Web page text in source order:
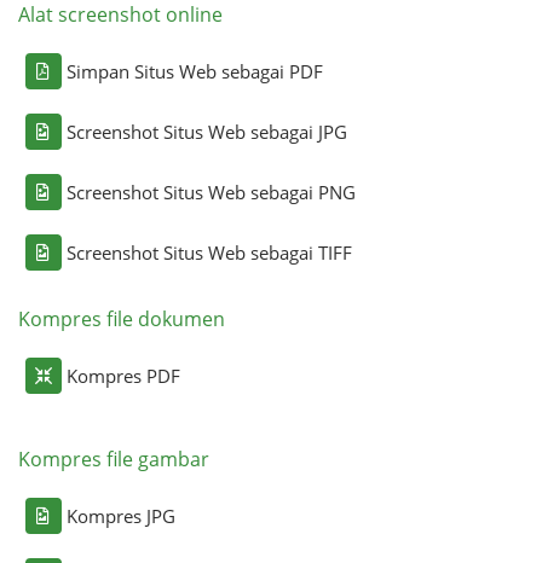
Alat screenshot online
Simpan Situs Web sebagai PDF
Screenshot Situs Web sebagai JPG
Screenshot Situs Web sebagai PNG
Screenshot Situs Web sebagai TIFF
Kompres file dokumen
Kompres PDF
Kompres file gambar
Kompres JPG